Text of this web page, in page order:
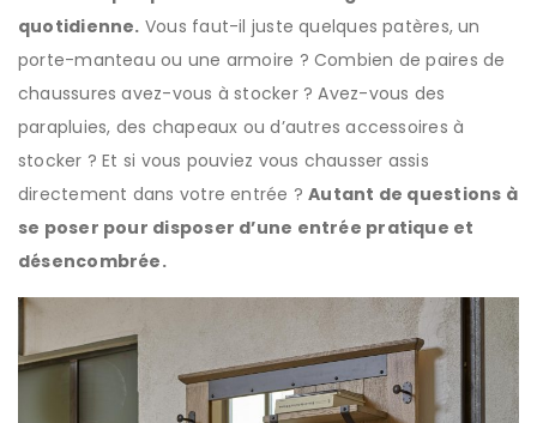
quotidienne. Vous faut-il juste quelques patères, un
porte-manteau ou une armoire ? Combien de paires de
chaussures avez-vous à stocker ? Avez-vous des
parapluies, des chapeaux ou d’autres accessoires à
stocker ? Et si vous pouviez vous chausser assis
directement dans votre entrée ?Autant de questions à
se poser pour disposer d’une entrée pratique et
désencombrée.